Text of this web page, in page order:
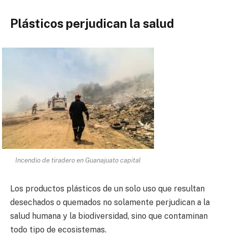
Plásticos perjudican la salud
Incendio de tiradero en Guanajuato capital
Los productos plásticos de un solo uso que resultan
desechados o quemados no solamente perjudican a la
salud humana y la biodiversidad, sino que contaminan
todo tipo de ecosistemas.